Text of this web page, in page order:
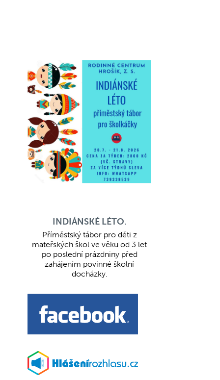
INDIÁNSKÉ LÉTO.
Příměstský tábor pro děti z
mateřských škol ve věku od 3 let
po poslední prázdniny před
zahájením povinné školní
docházky.